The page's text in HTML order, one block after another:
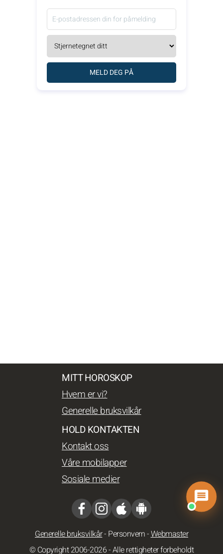
MELD DEG PÅ
MITT HOROSKOP
Hvem er vi?
Generelle bruksvilkår
HOLD KONTAKTEN
Kontakt oss
Våre mobilapper
Sosiale medier
Generelle bruksvilkår- Personvern-Webmaster
© Copyright 2006-2026 - Alle rettigheter forbeholdt